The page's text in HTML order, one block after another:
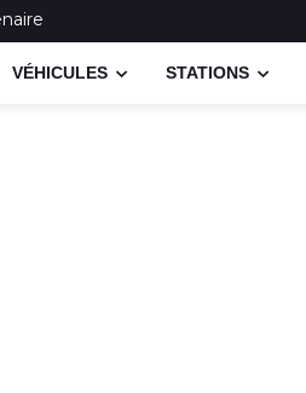
VÉHICULES STATIONS